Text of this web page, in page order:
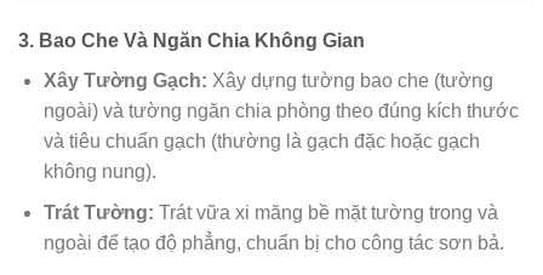
3. Bao Che Và Ngăn Chia Không Gian
Xây Tường Gạch: Xây dựng tường bao che (tường
ngoài) và tường ngăn chia phòng theo đúng kích thước
và tiêu chuẩn gạch (thường là gạch đặc hoặc gạch
không nung).
Trát Tường: Trát vữa xi măng bề mặt tường trong và
ngoài để tạo độ phẳng, chuẩn bị cho công tác sơn bả.